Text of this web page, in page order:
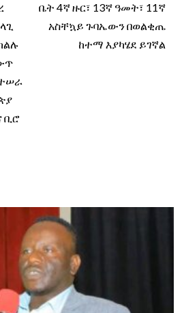
ቢሮ
ቤት 4ኛ ዙር፣ 13ኛ ዓመት፣ 11ኛ
አስቸኳይ ጉባኤውን በወልቂጤ
ከተማ እያካሄደ ይገኛል